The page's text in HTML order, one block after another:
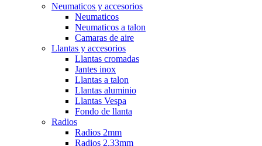
Neumaticos y accesorios
Neumaticos
Neumaticos a talon
Camaras de aire
Llantas y accesorios
Llantas cromadas
Jantes inox
Llantas a talon
Llantas aluminio
Llantas Vespa
Fondo de llanta
Radios
Radios 2mm
Radios 2,33mm